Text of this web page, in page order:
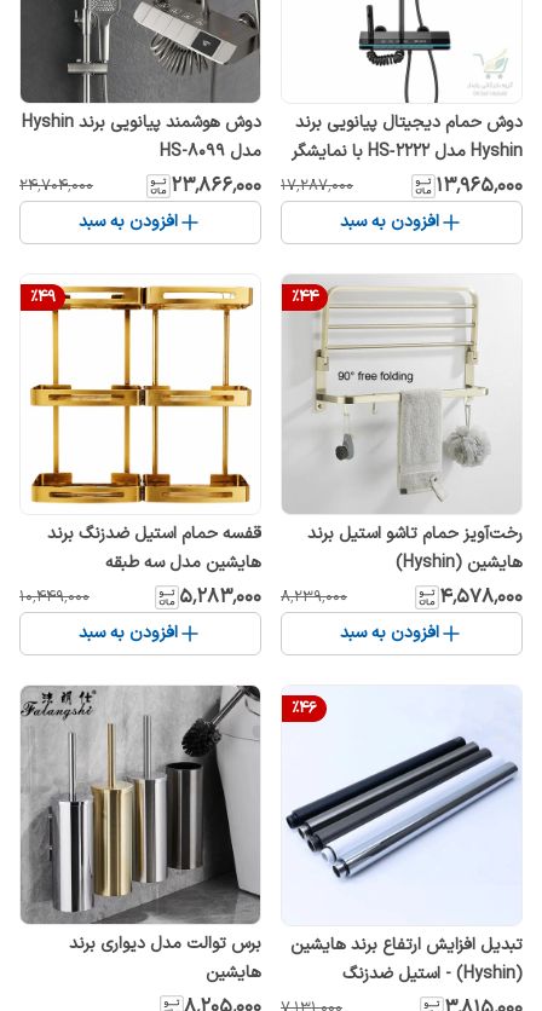
دوش حمام دیجیتال پیانویی برند
Hyshin مدل HS‑2222 با نمایشگر
دما و نور LED رنگ دودی
۱۳٬۹۶۵٬۰۰۰ ۱۷٬۲۸۷٬۰۰۰
افزودن به سبد
دوش هوشمند پیانویی برند Hyshin
مدل HS-8099
۲۳٬۸۶۶٬۰۰۰ ۲۴٬۷۰۴٬۰۰۰
افزودن به سبد
%44
رخت‌آویز حمام تاشو استیل برند
هایشین (Hyshin)
۴٬۵۷۸٬۰۰۰ ۸٬۲۳۹٬۰۰۰
افزودن به سبد
%49
قفسه حمام استیل ضدزنگ برند
هایشین مدل سه طبقه
۵٬۲۸۳٬۰۰۰ ۱۰٬۴۴۹٬۰۰۰
افزودن به سبد
%46
تبدیل افزایش ارتفاع برند هایشین
(Hyshin) - استیل ضدزنگ
برس توالت مدل دیواری برند
هایشین